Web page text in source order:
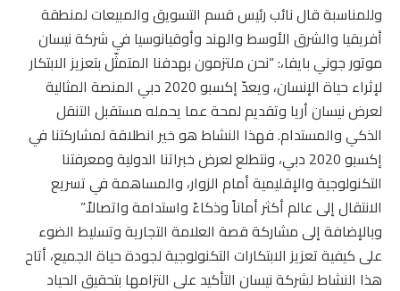
وللمناسبة قال نائب رئيس قسم التسويق والمبيعات لمنطقة
أفريقيا والشرق الأوسط والهند وأوقيانوسيا في شركة نيسان
موتور جوني بايفا،: “نحن ملتزمون بهدفنا المتمثّل بتعزيز الابتكار
لإثراء حياة الإنسان، ويعدّ إكسبو 2020 دبي المنصة المثالية
لعرض نيسان أريا وتقديم لمحة عما يحمله مستقبل التنقل
الذكي والمستدام. فهذا النشاط هو خير انطلاقة لمشاركتنا في
إكسبو 2020 دبي، ونتطلع لعرض خبراتنا الدولية ومعرفتنا
التكنولوجية والإقليمية أمام الزوار، والمساهمة في تسريع
الانتقال إلى عالم أكثر أماناً وذكاءً واستدامة واتصالاً.”
وبالإضافة إلى مشاركة قصة العلامة التجارية وتسليط الضوء
على كيفية تعزيز الابتكارات التكنولوجية لجودة حياة الجميع، أتاح
هذا النشاط لشركة نيسان التأكيد على التزامها بتحقيق الحياد